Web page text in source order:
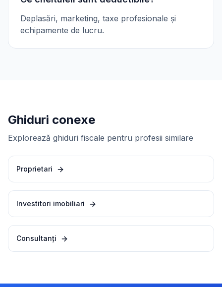
Deplasări, marketing, taxe profesionale și
echipamente de lucru.
Ghiduri conexe
Explorează ghiduri fiscale pentru profesii similare
Proprietari
Investitori imobiliari
Consultanți